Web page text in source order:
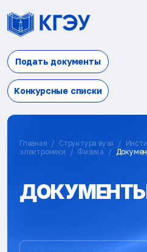
Подать документы
Конкурсные списки
Главная Структура вуза
электроники
Физика